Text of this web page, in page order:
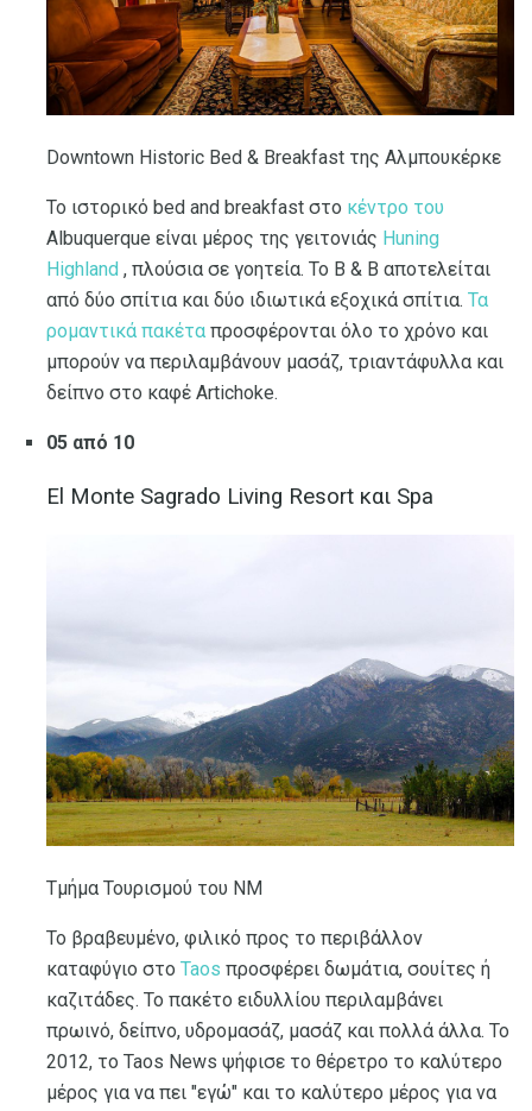
Downtown Historic Bed & Breakfast της Αλμπουκέρκε
Το ιστορικό bed and breakfast στο κέντρο του
Albuquerque είναι μέρος της γειτονιάς Huning
Highland , πλούσια σε γοητεία. Το B & B αποτελείται
από δύο σπίτια και δύο ιδιωτικά εξοχικά σπίτια. Τα
ρομαντικά πακέτα προσφέρονται όλο το χρόνο και
μπορούν να περιλαμβάνουν μασάζ, τριαντάφυλλα και
δείπνο στο καφέ Artichoke.
05 από 10
El Monte Sagrado Living Resort και Spa
Τμήμα Τουρισμού του NM
Το βραβευμένο, φιλικό προς το περιβάλλον
καταφύγιο στο Taos προσφέρει δωμάτια, σουίτες ή
καζιτάδες. Το πακέτο ειδυλλίου περιλαμβάνει
πρωινό, δείπνο, υδρομασάζ, μασάζ και πολλά άλλα. Το
2012, το Taos News ψήφισε το θέρετρο το καλύτερο
μέρος για να πει "εγώ" και το καλύτερο μέρος για να